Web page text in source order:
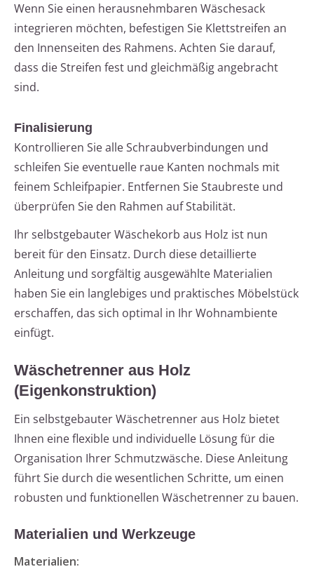
Wenn Sie einen herausnehmbaren Wäschesack
integrieren möchten, befestigen Sie Klettstreifen an
den Innenseiten des Rahmens. Achten Sie darauf,
dass die Streifen fest und gleichmäßig angebracht
sind.
Finalisierung
Kontrollieren Sie alle Schraubverbindungen und
schleifen Sie eventuelle raue Kanten nochmals mit
feinem Schleifpapier. Entfernen Sie Staubreste und
überprüfen Sie den Rahmen auf Stabilität.
Ihr selbstgebauter Wäschekorb aus Holz ist nun
bereit für den Einsatz. Durch diese detaillierte
Anleitung und sorgfältig ausgewählte Materialien
haben Sie ein langlebiges und praktisches Möbelstück
erschaffen, das sich optimal in Ihr Wohnambiente
einfügt.
Wäschetrenner aus Holz
(Eigenkonstruktion)
Ein selbstgebauter Wäschetrenner aus Holz bietet
Ihnen eine flexible und individuelle Lösung für die
Organisation Ihrer Schmutzwäsche. Diese Anleitung
führt Sie durch die wesentlichen Schritte, um einen
robusten und funktionellen Wäschetrenner zu bauen.
Materialien und Werkzeuge
Materialien: